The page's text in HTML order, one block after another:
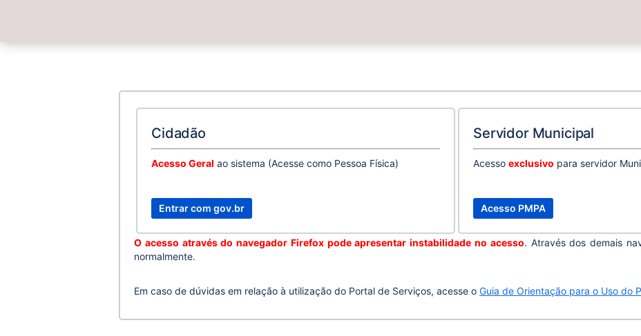
Cidadão
Acesso Geral ao sistema (Acesse como Pessoa Física)
Servidor Municipal
Acesso exclusivo para servidor
O acesso através do navegador Firefox pode apresentar instabilidade no acesso. Através dos demais
normalmente.
Em caso de dúvidas em relação à utilização do Portal de Serviços, acesse o Guia de Orientação para o Uso do